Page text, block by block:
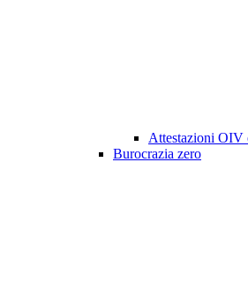
Attestazioni OIV
Burocrazia zero